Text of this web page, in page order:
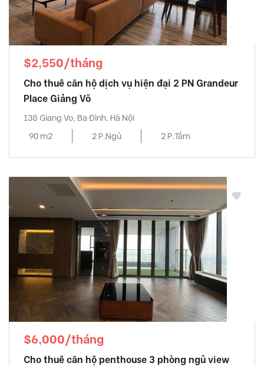
$2,550/tháng
Cho thuê căn hộ dịch vụ hiện đại 2 PN Grandeur
Place Giảng Võ
138 Giang Vo, Ba Đình, Hà Nội
90 m2
2 P.Ngủ 2 P.Tắm
$6,000/tháng
Cho thuê căn hộ penthouse 3 phòng ngủ view